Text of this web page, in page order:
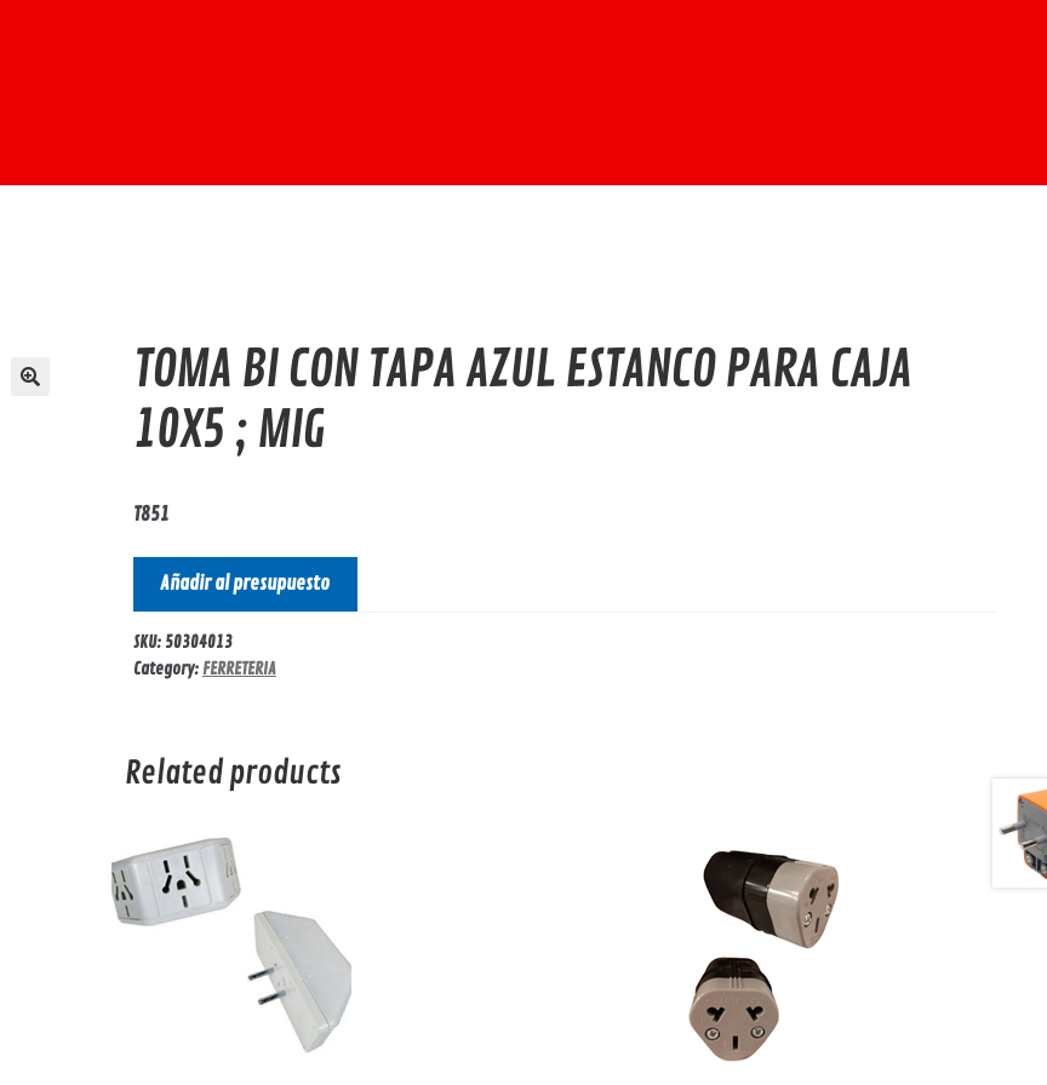
TOMA BI CON TAPA AZUL ESTANCO PARA CAJA
10X5 ; MIG
T851
Añadir al presupuesto
SKU: 50304013
Category:FERRETERIA
Related products